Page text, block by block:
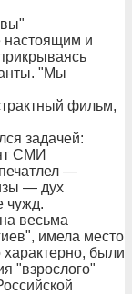
настоящим и
"Мы
фильм,
задачей:
СМИ
—
— дух
чужд.
весьма
имела место
характерно, были
"взрослого"